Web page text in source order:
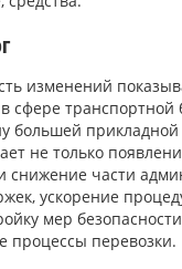
изменений
сфере транспортной
большей
не только
снижение части
ускорение
мер
процессы перевозки.